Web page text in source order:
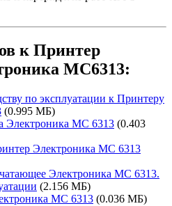
к Принтер
МС6313:
по эксплуатации к Принтеру
(0.995 МБ)
Электроника МС 6313 (0.403
Электроника МС 6313
Электроника МС 6313.
(2.156 МБ)
МС 6313 (0.036 МБ)